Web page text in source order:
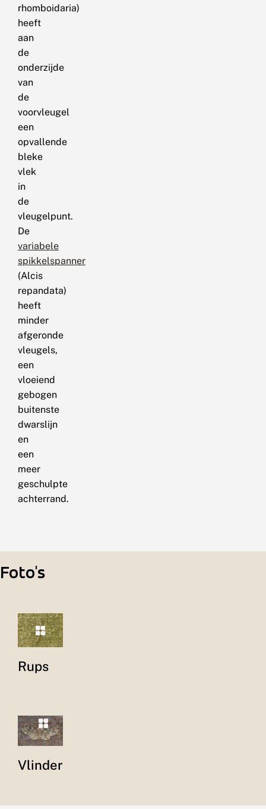
rhomboidaria)
heeft
aan
de
onderzijde
van
de
voorvleugel
een
opvallende
bleke
vlek
in
de
vleugelpunt.
De
variabele
spikkelspanner
(Alcis
repandata)
heeft
minder
afgeronde
vleugels,
een
vloeiend
gebogen
buitenste
dwarslijn
en
een
meer
geschulpte
achterrand.
Foto's
Rups
Vlinder